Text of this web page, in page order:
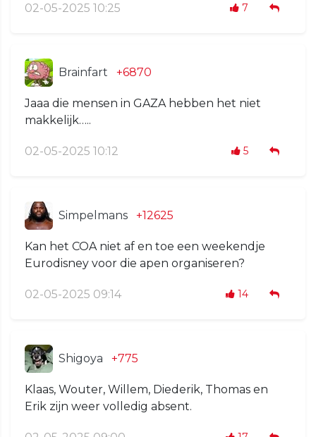
02-05-2025 10:25 7
Brainfart +6870
Jaaa die mensen in GAZA hebben het niet
makkelijk…..
02-05-2025 10:12 5
Simpelmans +12625
Kan het COA niet af en toe een weekendje
Eurodisney voor die apen organiseren?
02-05-2025 09:14 14
Shigoya +775
Klaas, Wouter, Willem, Diederik, Thomas en
Erik zijn weer volledig absent.